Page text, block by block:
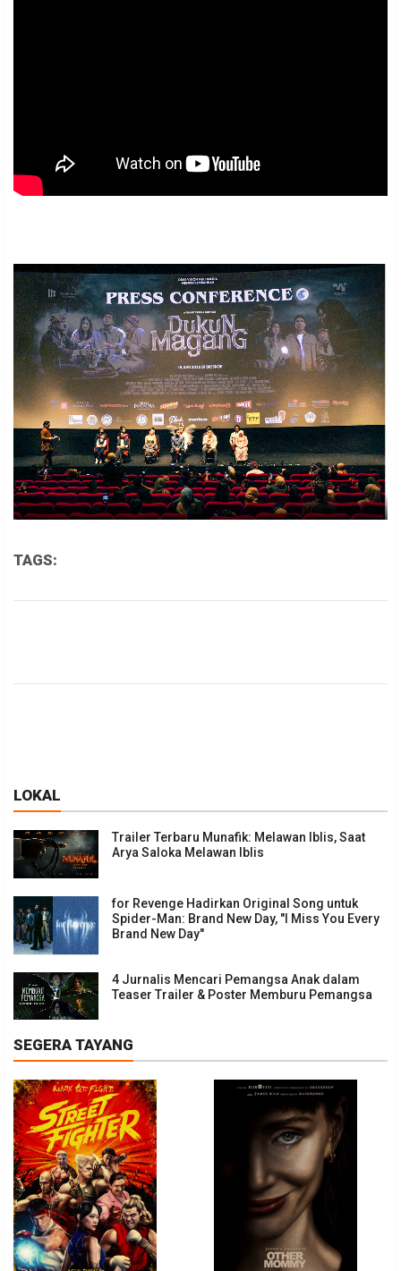
TAGS:
LOKAL
Trailer Terbaru Munafik: Melawan Iblis, Saat
Arya Saloka Melawan Iblis
for Revenge Hadirkan Original Song untuk
Spider-Man: Brand New Day, "I Miss You Every
Brand New Day"
4 Jurnalis Mencari Pemangsa Anak dalam
Teaser Trailer & Poster Memburu Pemangsa
SEGERA TAYANG